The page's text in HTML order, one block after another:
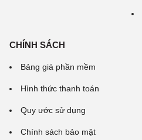
CHÍNH SÁCH
Bảng giá phần mềm
Hình thức thanh toán
Quy ước sử dụng
Chính sách bảo mật